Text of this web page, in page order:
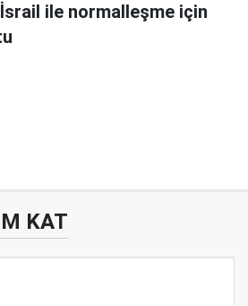
ile normalleşme için
KAT